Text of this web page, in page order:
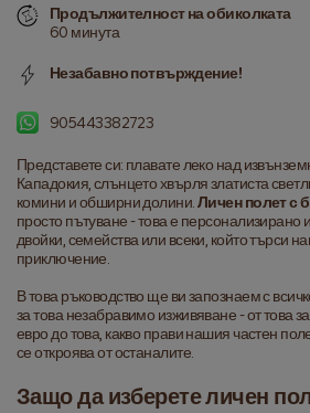
Представете си: плавате леко над
Кападокия, слънцето хвърля златиста
комини и обширни долини. Личен полет с
просто пътуване - това е персонализирано
двойки, семейства или всеки, който търси
приключение.
В това ръководство ще ви запознаем с
за това незабравимо изживяване - от това
евро до това, какво прави нашия частен
се откроява от останалите.
Защо да изберете личен
Продължителност на обиколката
60 минута
Незабавно потвърждение!
905443382723